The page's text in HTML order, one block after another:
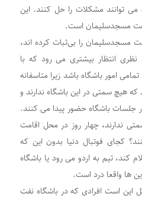
توانند مشکلات را حل کنند. این
نفت مسجدسلیمان است.
مسجدسلیمان را بی‌ثبات کرده اند،
انتظار بیشتری می رود که با
امور باشگاه باشد زیرا متاسفانه
که هیچ سمتی در این باشگاه ندارند و
جلسات باشگاه حضور پیدا می کنند.
ندارند، چهار روز در محل اقامت
کجای فوتبال دنیا بدون این که
کند، تیم به اردو می رود یا باشگاه
ها واقعا درد است.
این است افرادی که در باشگاه نفت